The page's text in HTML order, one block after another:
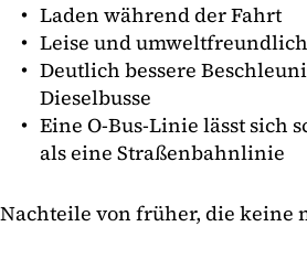
Laden während der Fahrt
Leise und umweltfreundlich
Deutlich bessere
Dieselbusse
Eine O-Bus-Linie lässt sich
als eine Straßenbahnlinie
Nachteile von früher, die keine